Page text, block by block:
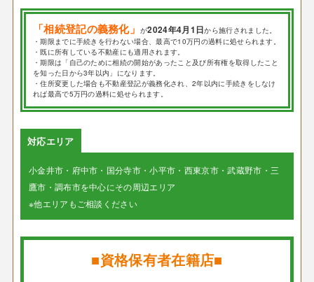
「相続登記の義務化」が2024年4月1日から施行されました。
・期限までに手続きを行わない場合、最高で10万円の過料に処せられます。
・既に所有している不動産にも適用されます。
・期限は「自己のために相続の開始があったこと及び所有権を取得したこと
を知った日から3年以内」になります。
・住所変更した場合も不動産登記が義務化され、2年以内に手続きをしなけ
れば最高で5万円の過料に処せられます。
対応エリア
小金井市・府中市・国分寺市・小平市・西東京市・武蔵野市・三
鷹市・調布市を中心にその周辺エリア
※他エリアもご相談ください
■資格保有者在籍店■